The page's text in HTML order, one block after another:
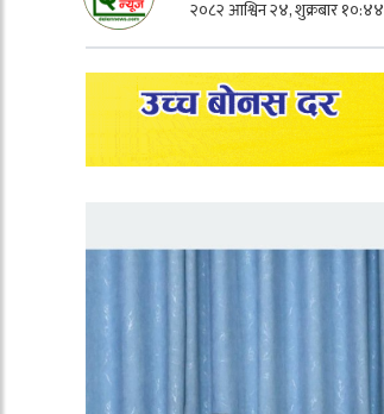
२०८२ आश्विन २४, शुक्रबार १०:४४